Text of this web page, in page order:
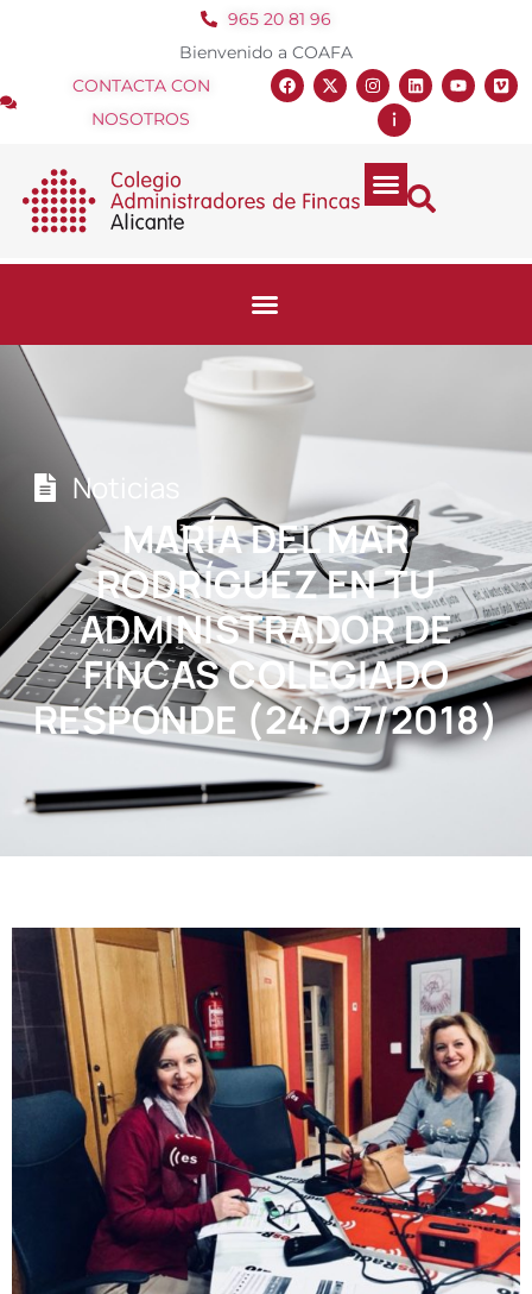
965 20 81 96
Bienvenido a COAFA
CONTACTA CON
NOSOTROS
Noticias
MARÍA DEL MAR
RODRÍGUEZ EN TU
ADMINISTRADOR DE
FINCAS COLEGIADO
RESPONDE (24/07/2018)